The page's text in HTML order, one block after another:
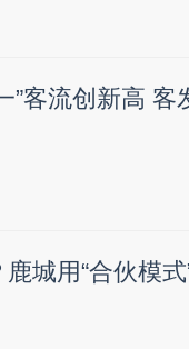
”客流创新高
城用“合伙模